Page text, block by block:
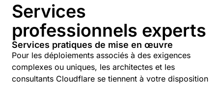
Services
professionnels experts
Services pratiques de mise en œuvre
Pour les déploiements associés à des exigences
complexes ou uniques, les architectes et les
consultants Cloudflare se tiennent à votre disposition